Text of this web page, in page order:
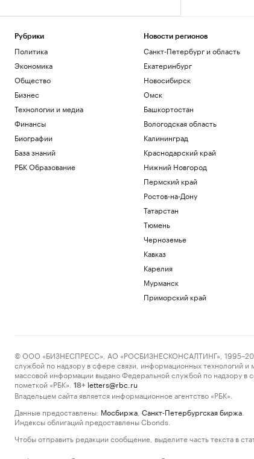
Рубрики
Политика
Экономика
Общество
Бизнес
Технологии и медиа
Финансы
Биографии
База знаний
РБК Образование
Новости регионов
Санкт-Петербург и область
Екатеринбург
Новосибирск
Омск
Башкортостан
Вологодская область
Калининград
Краснодарский край
Нижний Новгород
Пермский край
Ростов-на-Дону
Татарстан
Тюмень
Черноземье
Кавказ
Карелия
Мурманск
Приморский край
© ООО «БИЗНЕСПРЕСС», АО «РОСБИЗНЕСКОНСАЛТИНГ», 1995–2026.
службой по надзору в сфере связи, информационных технологий
массовой информации выдано Федеральной службой по надзору
пометкой «РБК».
18+ letters@rbc.ru
Владельцем сайта является информационное агентство «РБК».
Данные предоставлены: Мосбиржа Санкт-Петербургская биржа
Индексы облигаций предоставлены Cbonds.
Чтобы отправить редакции сообщение, выделите часть текста в